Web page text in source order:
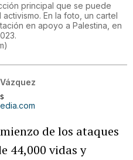
principal que se puede
En la foto, un cartel
en apoyo a Palestina, en
)
de los ataques
44,000 vidas y